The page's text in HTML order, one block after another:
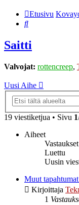
Etusivu
Etsi
Saitti
Valvojat: rottencreep,
Uusi Aihe
19 viestiketjua • Sivu 1
Aiheet
Vastaukset
Luettu
Uusin
Muut
Kirjoittaja
1